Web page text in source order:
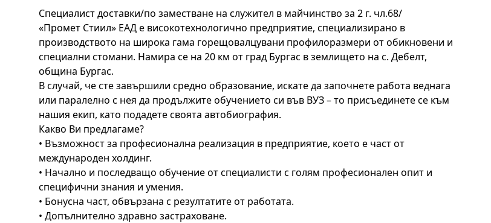
Специалист доставки/по заместване на служител в майчинство за 2 г. чл.68/
«Промет Стиил» ЕАД е високотехнологично предприятие, специализирано в
производството на широка гама горещовалцувани профилоразмери от обикновени и
специални стомани. Намира се на 20 км от град Бургас в землището на с. Дебелт,
община Бургас.
В случай, че сте завършили средно образование, искате да започнете работа веднага
или паралелно с нея да продължите обучението си във ВУЗ – то присъединете се към
нашия екип, като подадете своята автобиография.
Какво Ви предлагаме?
• Възможност за професионална реализация в предприятие, което е част от
международен холдинг.
• Начално и последващо обучение от специалисти с голям професионален опит и
специфични знания и умения.
• Бонусна част, обвързана с резултатите от работата.
• Допълнително здравно застраховане.